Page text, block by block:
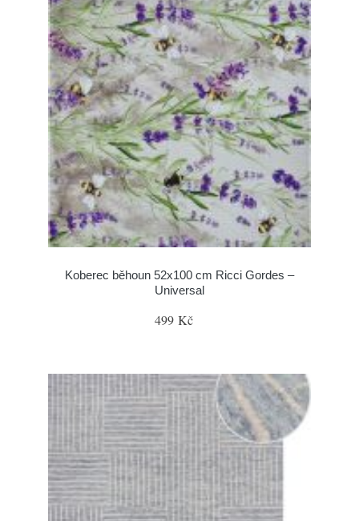
Koberec běhoun 52x100 cm Ricci Gordes –
Universal
499 Kč